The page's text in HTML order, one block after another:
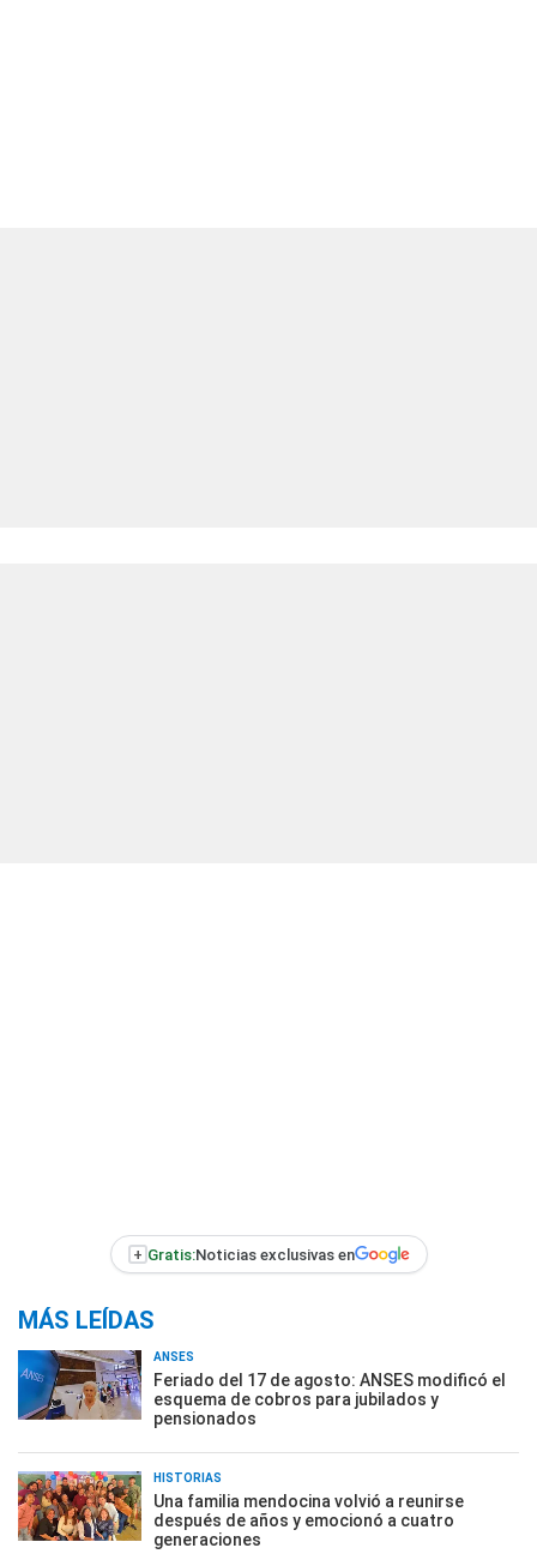
+ Gratis:Noticias exclusivas en
MÁS LEÍDAS
ANSES
Feriado del 17 de agosto: ANSES modificó el
esquema de cobros para jubilados y
pensionados
HISTORIAS
Una familia mendocina volvió a reunirse
después de años y emocionó a cuatro
generaciones